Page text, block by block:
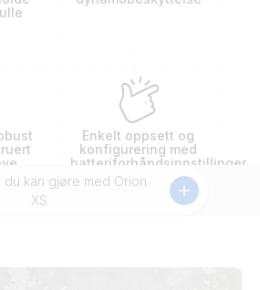
Enkelt oppsett og
konfigurering med
batteriforhåndsinnstillinger
du kan gjøre med Orion
XS